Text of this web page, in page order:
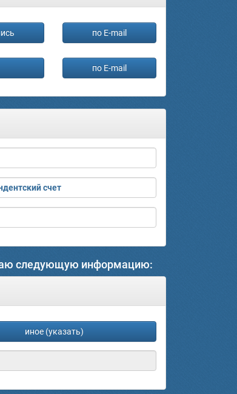
по E-mail
по E-mail
счет
следующую информацию:
иное (указать)